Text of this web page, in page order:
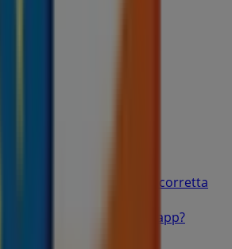
e di marketing
negozio nella mappa non corretta
sul web o sull'app?